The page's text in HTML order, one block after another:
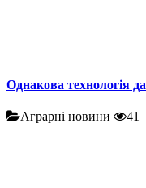
Однакова технологія
Аграрні новини 41